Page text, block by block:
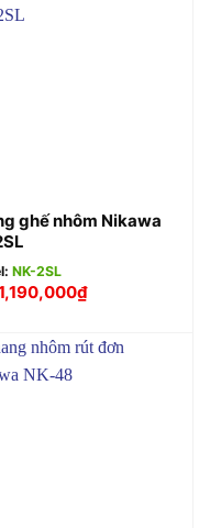
ghế nhôm Nikawa
NK-2SL
₫